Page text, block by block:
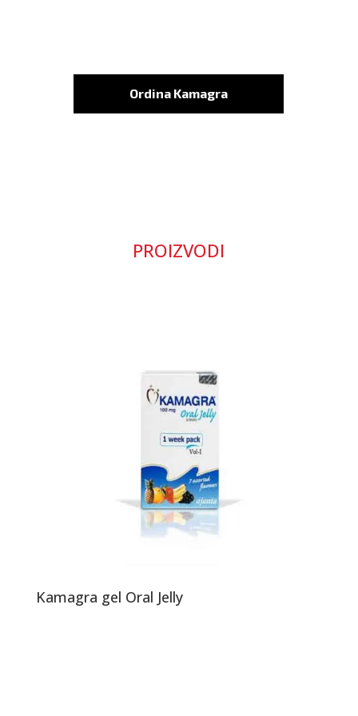
Ordina Kamagra
PROIZVODI
Kamagra gel Oral Jelly